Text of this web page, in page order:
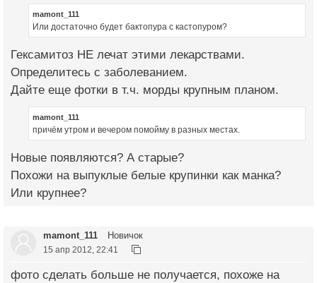
mamont_111
Или достаточно будет бактопура с кастопуром?
Гексамитоз НЕ лечат этими лекарствами.
Определитесь с заболеванием.
Дайте еще фотки в т.ч. морды крупным планом.
mamont_111
причём утром и вечером помойму в разных местах.
Новые появляются? А старые?
Похожи на выпуклые белые крупинки как манка?
Или крупнее?
mamont_111 Новичок
15 апр 2012, 22:41
фото сделать больше не получается, похоже на